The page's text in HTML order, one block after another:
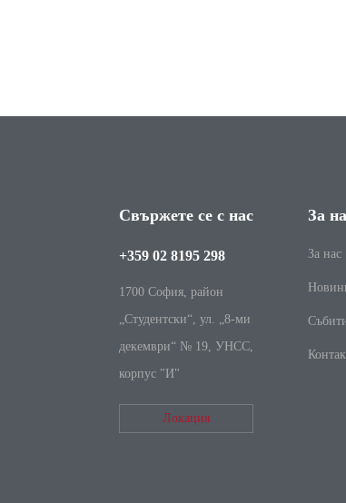
Свържете се с нас
+359 02 8195 298
1700 София, район
„Студентски“, ул. „8-ми
декември“ № 19, УНСС,
корпус "И"
Локация
За
За нас